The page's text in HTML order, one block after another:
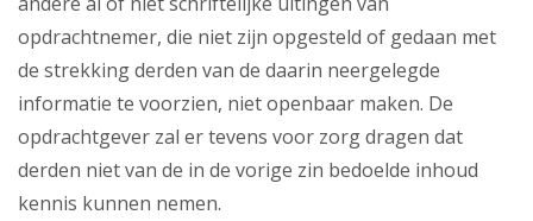
opdrachtnemer, die niet zijn opgesteld of gedaan met
de strekking derden van de daarin neergelegde
informatie te voorzien, niet openbaar maken. De
opdrachtgever zal er tevens voor zorg dragen dat
derden niet van de in de vorige zin bedoelde inhoud
kennis kunnen nemen.